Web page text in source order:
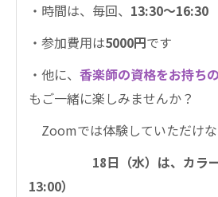
・時間は、毎回、 13:30～16:30
・参加費用は5000円です
・他に、 香楽師の資格をお持ち
もご一緒に楽しみませんか？
Zoomでは体験していただけな
18日（水）は、カラ
13:00）